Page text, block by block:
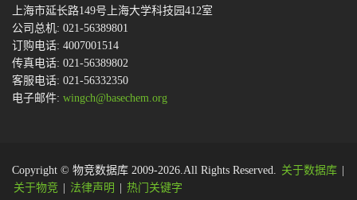
上海市延长路149号上海大学科技园412室
公司总机: 021-56389801
订购电话: 4007001514
传真电话: 021-56389802
客服电话: 021-56332350
电子邮件: wingch@basechem.org
Copyright © 物竞数据库 2009-2026.All Rights Reserved. 关于数据库
关于物竞
法律声明 热门关键字